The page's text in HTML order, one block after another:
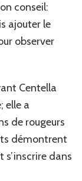
conseil:
ajouter le
observer
Centella
elle a
de rougeurs
démontrent
dans